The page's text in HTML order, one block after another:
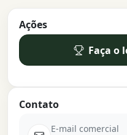
Ações
Faça o
Contato
E-mail comercial